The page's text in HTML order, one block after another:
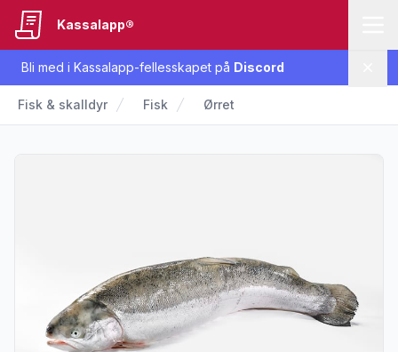
Bli med i Kassalapp-fellesskapet på Discord
Kassalapp®
Fisk & skalldyr Fisk Ørret